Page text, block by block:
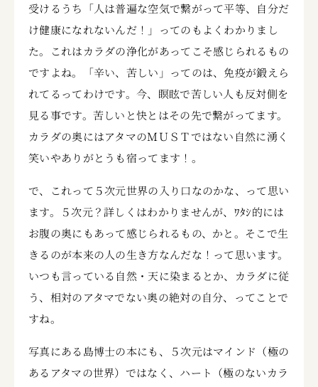
受けるうち「人は普遍な空気で繋がって平等、自分だ
け健康になれないんだ！」ってのもよくわかりまし
た。これはカラダの浄化があってこそ感じられるもの
ですよね。「辛い、苦しい」ってのは、免疫が鍛えら
れてるってわけです。今、瞑眩で苦しい人も反対側を
見る事です。苦しいと快とはその先で繋がってます。
カラダの奥にはアタマのＭＵＳＴではない自然に湧く
笑いやありがとうも宿ってます！。
で、これって５次元世界の入り口なのかな、って思い
ます。５次元？詳しくはわかりませんが、ﾜﾀｼ的には
お腹の奥にもあって感じられるもの、かと。そこで生
きるのが本来の人の生き方なんだな！って思います。
いつも言っている自然・天に染まるとか、カラダに従
う、相対のアタマでない奥の絶対の自分、ってことで
すね。
写真にある島博士の本にも、５次元はマインド（極の
あるアタマの世界）ではなく、ハート（極のないカラ